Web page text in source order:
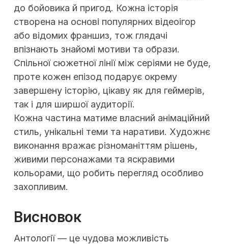
до бойовика й пригод. Кожна історія
створена на основі популярних відеоігор
або відомих франшиз, тож глядачі
впізнають знайомі мотиви та образи.
Спільної сюжетної лінії між серіями не буде,
проте кожен епізод подарує окрему
завершену історію, цікаву як для геймерів,
так і для ширшої аудиторії.
Кожна частина матиме власний анімаційний
стиль, унікальні теми та наративи. Художнє
виконання вражає різноманіттям рішень,
живими персонажами та яскравими
кольорами, що робить перегляд особливо
захопливим.
Висновок
Антології — це чудова можливість